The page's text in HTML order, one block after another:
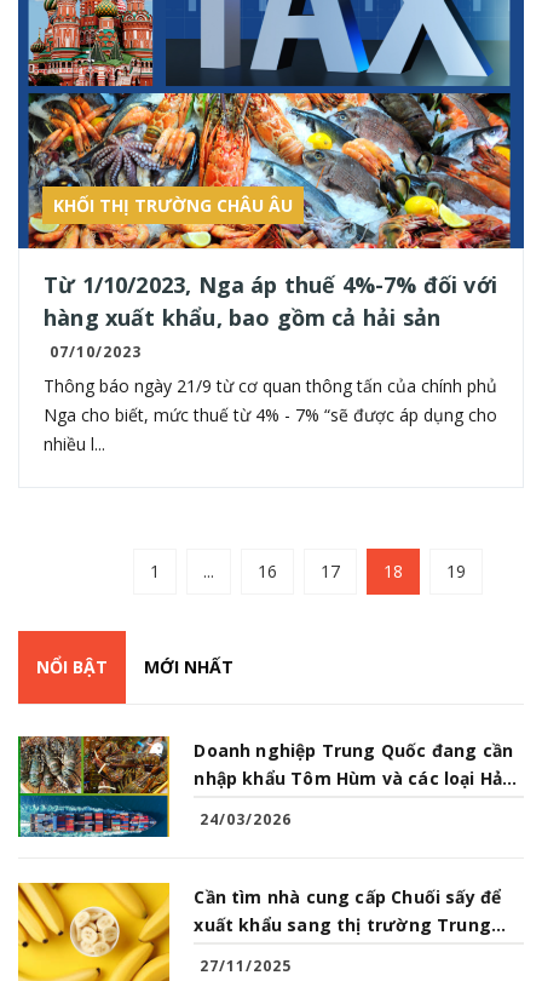
KHỐI THỊ TRƯỜNG CHÂU ÂU
Từ 1/10/2023, Nga áp thuế 4%-7% đối với
hàng xuất khẩu, bao gồm cả hải sản
07/10/2023
Thông báo ngày 21/9 từ cơ quan thông tấn của chính phủ
Nga cho biết, mức thuế từ 4% - 7% “sẽ được áp dụng cho
nhiều l...
1 ... 16 17 18 19
NỔI BẬT MỚI NHẤT
Doanh nghiệp Trung Quốc đang cần
nhập khẩu Tôm Hùm và các loại Hải
24/03/2026
Cần tìm nhà cung cấp Chuối sấy để
xuất khẩu sang thị trường Trung
27/11/2025